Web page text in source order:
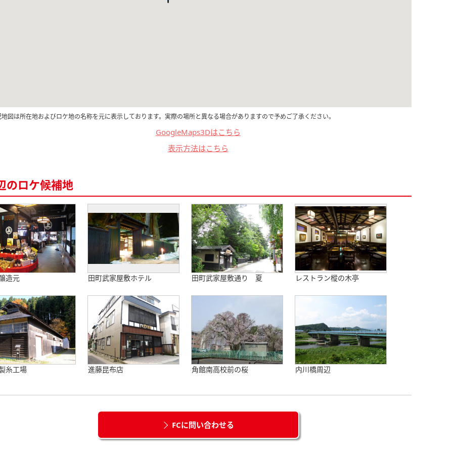
図は所在地およびロケ地の名称を元に表示しております。実際の場所と異なる場合がありますので予めご了承ください。
GoogleMaps3Dはこちら
表示方法はこちら
のロケ候補地
造元 田町武家屋敷ホテル 田町武家屋敷通り 夏 レストラン樅の木亭
糸工場 進藤昆布店 角館南高校前の桜 内川橋周辺
FCに問い合わせる